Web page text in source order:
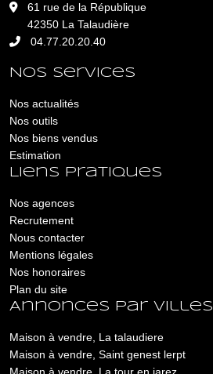
61 rue de la République
42350 La Talaudière
04.77.20.20.40
Nos services
Nos actualités
Nos outils
Nos biens vendus
Estimation
Liens pratiques
Nos agences
Recrutement
Nous contacter
Mentions légales
Nos honoraires
Plan du site
Annonces par villes
Maison à vendre, La talaudiere
Maison à vendre, Saint genest lerpt